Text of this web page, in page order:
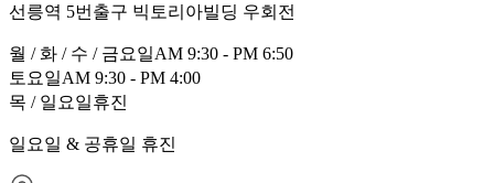
선릉역 5번출구 빅토리아빌딩 우회전
월 / 화 / 수 / 금요일AM 9:30 - PM 6:50
토요일AM 9:30 - PM 4:00
목 / 일요일휴진
일요일 & 공휴일 휴진